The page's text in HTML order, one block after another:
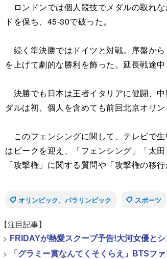
ロンドンでは個人競技でメダルの取れ
ドを保ち、45-30で破った。
続く準決勝ではドイツと対戦。序盤か
を上げて劇的な勝利を飾った。延長戦途
決勝でも日本は王者イタリアに健闘、
ダルは初、個人を含めても前回北京オリ
このフェンシングに関して、テレビで
はピークを迎え、「フェンシング」「太
「攻撃権」に関する質問や「攻撃権の移
オリンピック、パラリンピック
スポーツ
【注目記事】
> FRIDAYが熱愛スクープ予告!大河女優と
> 「グラミー賞なんてくそくらえ」BTSフ